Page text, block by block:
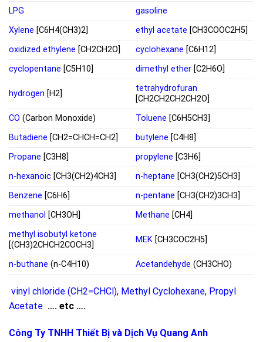
LPG
gasoline
Xylene [C6H4(CH3)2] ethyl acetate [CH3COOC2H5]
oxidized ethylene [CH2CH2O] cyclohexane [C6H12]
cyclopentane [C5H10] dimethyl ether [C2H6O]
hydrogen [H2]
tetrahydrofuran
[CH2CH2CH2CH2O]
CO (Carbon Monoxide) Toluene [C6H5CH3]
Butadiene [CH2=CHCH=CH2] butylene [C4H8]
Propane [C3H8] propylene [C3H6]
n-hexanoic [CH3(CH2)4CH3] n-heptane [CH3(CH2)5CH3]
Benzene [C6H6] n-pentane [CH3(CH2)3CH3]
methanol [CH3OH] Methane [CH4]
methyl isobutyl ketone
[(CH3)2CHCH2COCH3]
MEK [CH3COC2H5]
n-buthane (n-C4H10) Acetandehyde (CH3CHO)
vinyl chloride (CH2=CHCl), Methyl Cyclohexane, Propyl
Acetate …. etc ….
Công Ty TNHH Thiết Bị và Dịch Vụ Quang Anh